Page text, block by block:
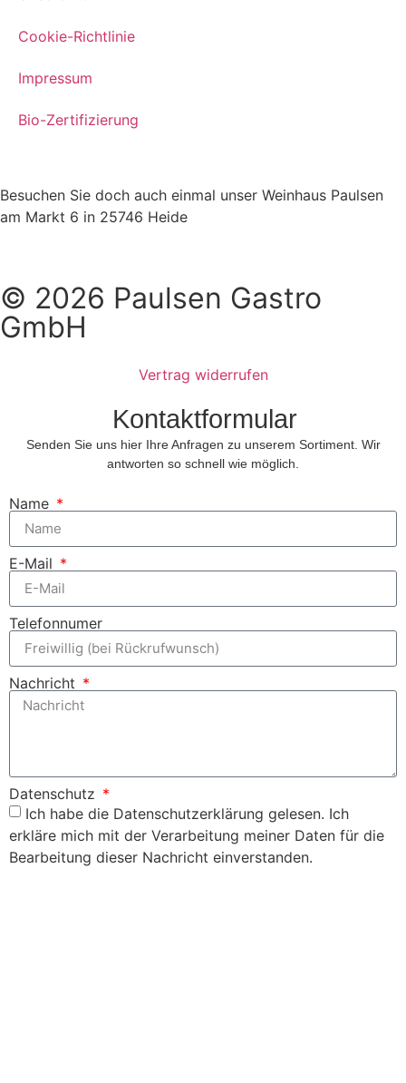
Cookie-Richtlinie
Impressum
Bio-Zertifizierung
Besuchen Sie doch auch einmal unser Weinhaus Paulsen
am Markt 6 in 25746 Heide
© 2026 Paulsen Gastro
GmbH
Vertrag widerrufen
Kontaktformular
Senden Sie uns hier Ihre Anfragen zu unserem Sortiment. Wir
antworten so schnell wie möglich.
Name
E-Mail
Telefonnumer
Nachricht
Datenschutz
Ich habe die Datenschutzerklärung gelesen. Ich
erkläre mich mit der Verarbeitung meiner Daten für die
Bearbeitung dieser Nachricht einverstanden.